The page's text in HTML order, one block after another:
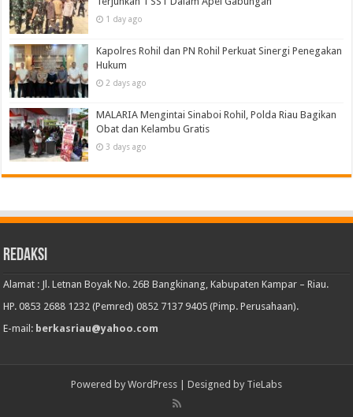
1 day ago
Kapolres Rohil dan PN Rohil Perkuat Sinergi Penegakan
Hukum
2 days ago
MALARIA Mengintai Sinaboi Rohil, Polda Riau Bagikan
Obat dan Kelambu Gratis
3 days ago
Redaksi
Alamat : Jl. Letnan Boyak No. 26B Bangkinang, Kabupaten Kampar – Riau.
HP. 0853 2688 1232 (Pemred) 0852 7137 9405 (Pimp. Perusahaan).
E-mail: berkasriau@yahoo.com
Powered by WordPress | Designed by TieLabs